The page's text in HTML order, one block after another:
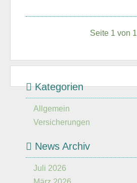
Seite 1 von 1
Kategorien
Allgemein
Versicherungen
News Archiv
Juli 2026